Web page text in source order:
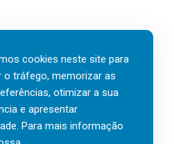
está de regresso aos
o Top Wellbeing 2026.
místico.»
cookies neste site para
o tráfego, memorizar as
otimizar a sua
e apresentar
Para mais informação